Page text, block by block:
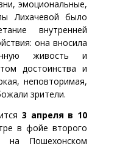
эмоциональные,
Лихачевой было
внутренней
она вносила
живость и
достоинства и
неповторимая,
зрители.
3 апреля в 10
в фойе второго
на Пошехонском